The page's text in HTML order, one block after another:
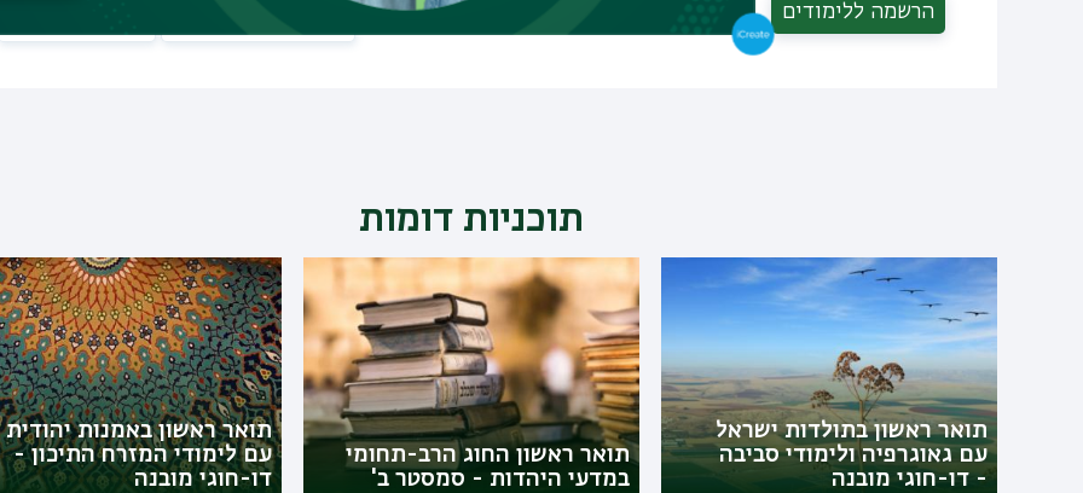
הרשמה ללימודים
תוכניות דומות
תואר ראשון בתולדות ישראל
עם גאוגרפיה ולימודי סביבה
- דו-חוגי מובנה
תואר ראשון החוג הרב-תחומי
במדעי היהדות - סמסטר ב'
תואר ראשון באמנות יהודית
עם לימודי המזרח התיכון -
דו-חוגי מובנה